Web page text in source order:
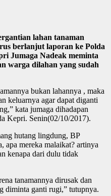
lahan tanaman
berlanjut laporan ke Polda
Jumaga Nadeak meminta
warga dilahan yang sudah
bukan lahannya , maka
keluarnya agar dapat diganti
kata jumaga dihadapan
Kepri. Senin(02/10/2017).
hutang lingdung, BP
apa mereka malaikat? artinya
kenapa dari dulu tidak
tanamannya dirusak dan
diminta ganti rugi,” tutupnya.